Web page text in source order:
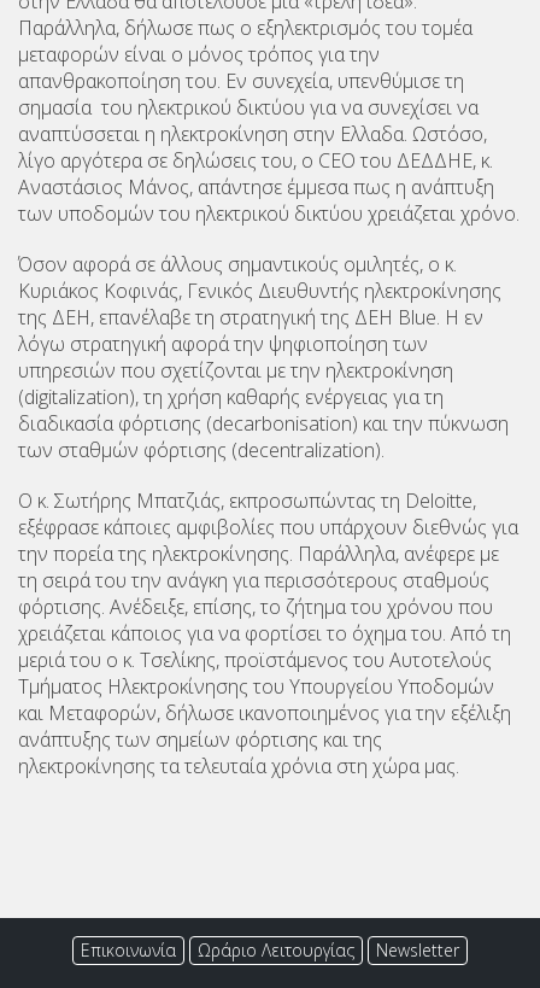
Παράλληλα, δήλωσε πως ο εξηλεκτρισμός του τομέα
μεταφορών είναι ο μόνος τρόπος για την
απανθρακοποίηση του. Εν συνεχεία, υπενθύμισε τη
σημασία του ηλεκτρικού δικτύου για να συνεχίσει να
αναπτύσσεται η ηλεκτροκίνηση στην Ελλαδα. Ωστόσο,
λίγο αργότερα σε δηλώσεις του, ο CEO του ΔΕΔΔΗΕ, κ.
Αναστάσιος Μάνος, απάντησε έμμεσα πως η ανάπτυξη
των υποδομών του ηλεκτρικού δικτύου χρειάζεται χρόνο.
Όσον αφορά σε άλλους σημαντικούς ομιλητές, ο κ.
Κυριάκος Κοφινάς, Γενικός Διευθυντής ηλεκτροκίνησης
της ΔΕΗ, επανέλαβε τη στρατηγική της ΔΕΗ Blue. Η εν
λόγω στρατηγική αφορά την ψηφιοποίηση των
υπηρεσιών που σχετίζονται με την ηλεκτροκίνηση
(digitalization), τη χρήση καθαρής ενέργειας για τη
διαδικασία φόρτισης (decarbonisation) και την πύκνωση
των σταθμών φόρτισης (decentralization).
Ο κ. Σωτήρης Μπατζιάς, εκπροσωπώντας τη Deloitte,
εξέφρασε κάποιες αμφιβολίες που υπάρχουν διεθνώς για
την πορεία της ηλεκτροκίνησης. Παράλληλα, ανέφερε με
τη σειρά του την ανάγκη για περισσότερους σταθμούς
φόρτισης. Ανέδειξε, επίσης, το ζήτημα του χρόνου που
χρειάζεται κάποιος για να φορτίσει το όχημα του. Από τη
μεριά του ο κ. Τσελίκης, προϊστάμενος του Αυτοτελούς
Τμήματος Ηλεκτροκίνησης του Υπουργείου Υποδομών
και Μεταφορών, δήλωσε ικανοποιημένος για την εξέλιξη
ανάπτυξης των σημείων φόρτισης και της
ηλεκτροκίνησης τα τελευταία χρόνια στη χώρα μας.
Επικοινωνία Ωράριο Λειτουργίας Newsletter